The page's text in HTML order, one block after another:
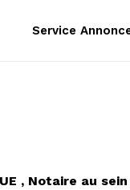
Service
, Notaire au sein